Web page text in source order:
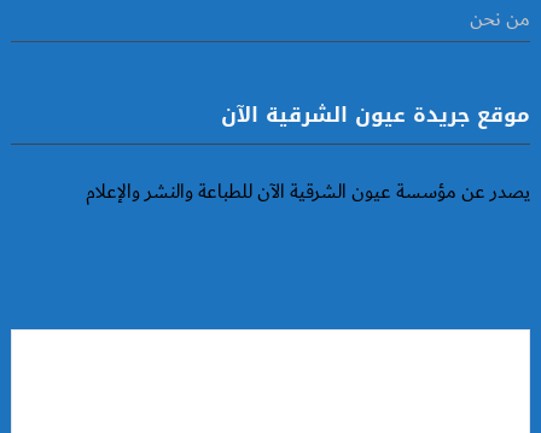
من نحن
موقع جريدة عيون الشرقية الآن
يصدر عن مؤسسة عيون الشرقية الآن للطباعة والنشر والإعلام